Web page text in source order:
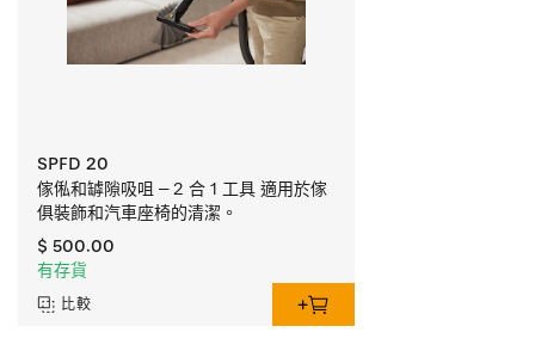
SPFD 20
傢俬和罅隙吸咀 – 2 合 1 工具 適用於傢
俱裝飾和汽車座椅的清潔。
$ 500.00
有存貨
比較